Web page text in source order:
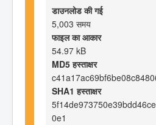
डाउनलोड की गई
5,003 समय
फाइल का आकार
54.97 kB
MD5 हस्ताक्षर
SHA1 हस्ताक्षर
0e1